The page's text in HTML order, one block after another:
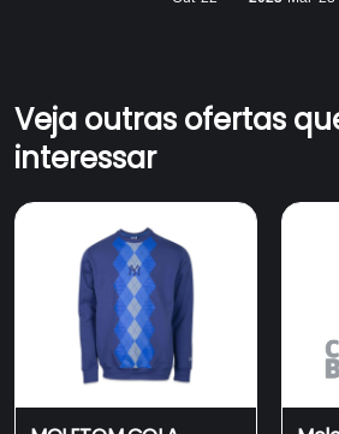
Veja outras ofertas
interessar